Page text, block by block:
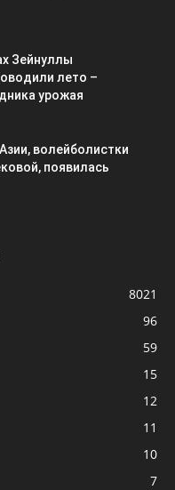
Зейнуллы
лето –
урожая
волейболистки
появилась
8021
96
59
15
12
11
10
7